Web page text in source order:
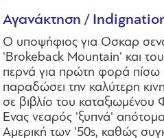
Αγανάκτηση /
Ο υποψήφιος για Oσκαρ
'Brokeback Mountain' και
περνά για πρώτη φορά πίσω
παραδώσει την καλύτερη
σε βιβλίο του καταξιωμένου
Ενας νεαρός 'ξυπνά'
Αμερική των '50s, καθώς